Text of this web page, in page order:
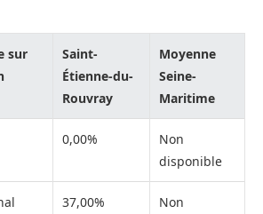
sur
Saint-
Étienne-du-
Rouvray
Moyenne
Seine-
Maritime
0,00%
Non
disponible
37,00%
Non